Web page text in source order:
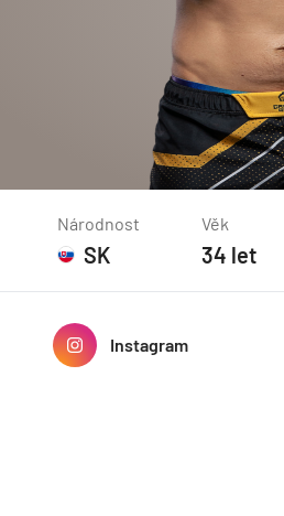
Národnost
SK
Věk
34 let
Instagram